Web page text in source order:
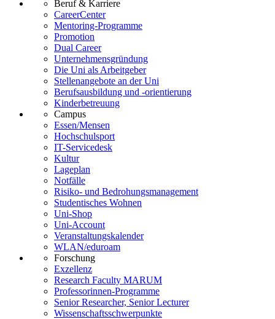
Beruf & Karriere
CareerCenter
Mentoring-Programme
Promotion
Dual Career
Unternehmensgründung
Die Uni als Arbeitgeber
Stellenangebote an der Uni
Berufsausbildung und -orientierung
Kinderbetreuung
Campus
Essen/Mensen
Hochschulsport
IT-Servicedesk
Kultur
Lageplan
Notfälle
Risiko- und Bedrohungsmanagement
Studentisches Wohnen
Uni-Shop
Uni-Account
Veranstaltungskalender
WLAN/eduroam
Forschung
Exzellenz
Research Faculty MARUM
Professorinnen-Programme
Senior Researcher, Senior Lecturer
Wissenschaftsschwerpunkte